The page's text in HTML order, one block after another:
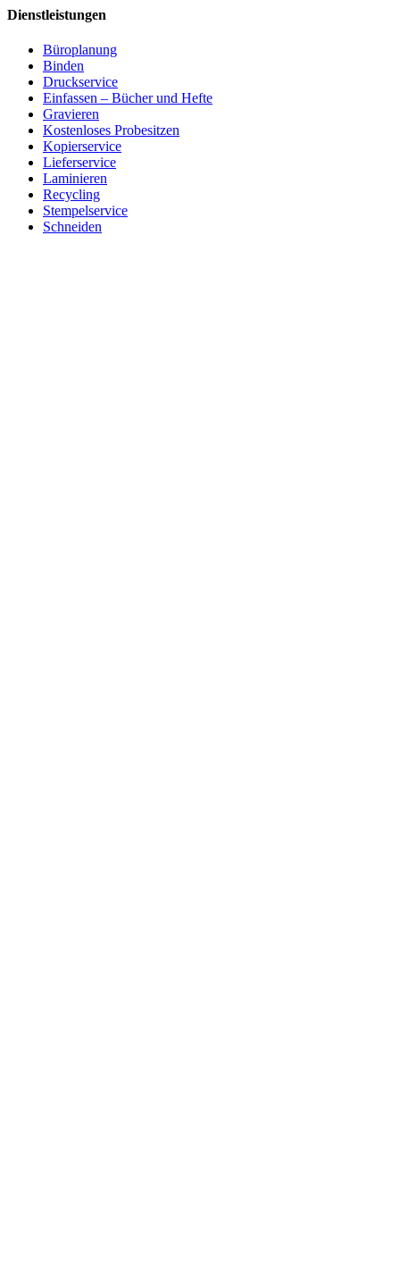
Dienstleistungen
Büroplanung
Binden
Druckservice
Einfassen – Bücher und Hefte
Gravieren
Kostenloses Probesitzen
Kopierservice
Lieferservice
Laminieren
Recycling
Stempelservice
Schneiden